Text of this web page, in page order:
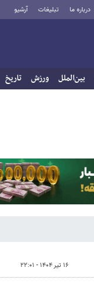
درباره ما تبلیغات آرشیو
بین‌الملل ورزش تاریخ
۱۶ تیر ۱۴۰۴ - ۲۲:۰۱